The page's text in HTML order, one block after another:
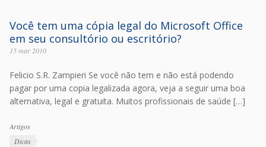
Você tem uma cópia legal do Microsoft Office
em seu consultório ou escritório?
15 mar 2010
Felicio S.R. Zampieri Se você não tem e não está podendo
pagar por uma copia legalizada agora, veja a seguir uma boa
alternativa, legal e gratuita. Muitos profissionais de saúde […]
Categorias
Artigos
Tags
Dicas